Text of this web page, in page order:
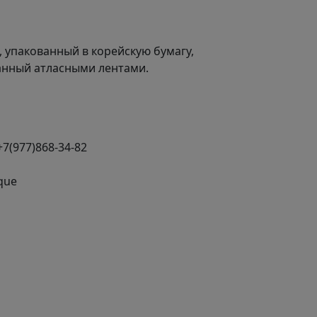
в корейскую бумагу,
атласными лентами.
34-82